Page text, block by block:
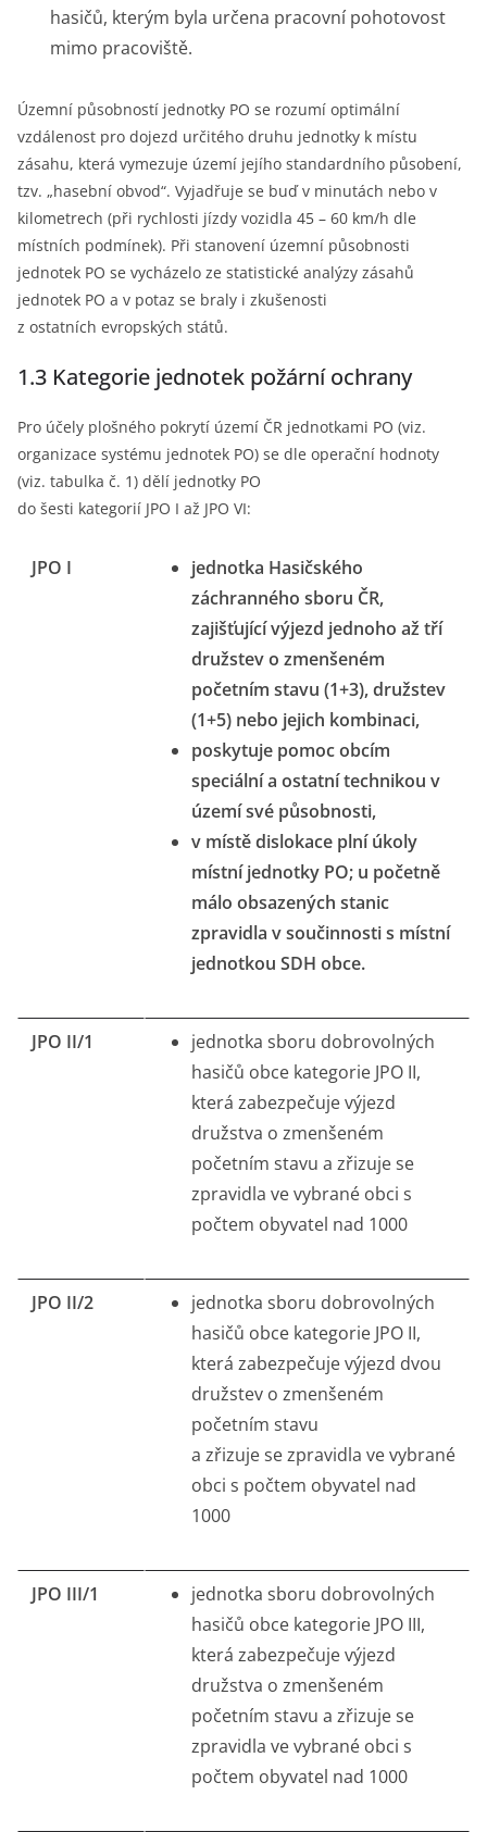
hasičů, kterým byla určena pracovní pohotovost
mimo pracoviště.
Územní působností jednotky PO se rozumí optimální
vzdálenost pro dojezd určitého druhu jednotky k místu
zásahu, která vymezuje území jejího standardního působení,
tzv. „hasební obvod“. Vyjadřuje se buď v minutách nebo v
kilometrech (při rychlosti jízdy vozidla 45 – 60 km/h dle
místních podmínek). Při stanovení územní působnosti
jednotek PO se vycházelo ze statistické analýzy zásahů
jednotek PO a v potaz se braly i zkušenosti
z ostatních evropských států.
1.3 Kategorie jednotek požární ochrany
Pro účely plošného pokrytí území ČR jednotkami PO (viz.
organizace systému jednotek PO) se dle operační hodnoty
(viz. tabulka č. 1) dělí jednotky PO
do šesti kategorií JPO I až JPO VI:
JPO I
jednotka Hasičského
záchranného sboru ČR,
zajišťující výjezd jednoho až tří
družstev o zmenšeném
početním stavu (1+3), družstev
(1+5) nebo jejich kombinaci,
poskytuje pomoc obcím
speciální a ostatní technikou v
území své působnosti,
v místě dislokace plní úkoly
místní jednotky PO; u početně
málo obsazených stanic
zpravidla v součinnosti s místní
jednotkou SDH obce.
JPO II/1
jednotka sboru dobrovolných
hasičů obce kategorie JPO II,
která zabezpečuje výjezd
družstva o zmenšeném
početním stavu a zřizuje se
zpravidla ve vybrané obci s
počtem obyvatel nad 1000
JPO II/2
jednotka sboru dobrovolných
hasičů obce kategorie JPO II,
která zabezpečuje výjezd dvou
družstev o zmenšeném
početním stavu
a zřizuje se zpravidla ve vybrané
obci s počtem obyvatel nad
1000
JPO III/1
jednotka sboru dobrovolných
hasičů obce kategorie JPO III,
která zabezpečuje výjezd
družstva o zmenšeném
početním stavu a zřizuje se
zpravidla ve vybrané obci s
počtem obyvatel nad 1000